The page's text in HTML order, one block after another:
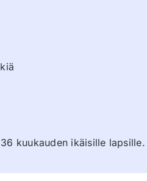
kuukauden ikäisille